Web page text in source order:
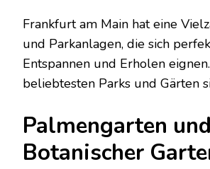
Frankfurt am Main hat eine
und Parkanlagen, die sich
Entspannen und Erholen
beliebtesten Parks und Gärten
Palmengarten und
Botanischer